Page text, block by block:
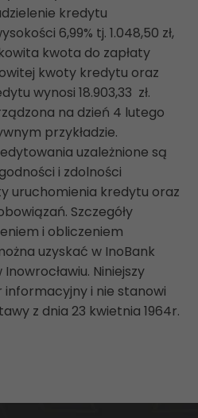
kredytu
6,99% tj. 1.048,50 zł,
kwota do zapłaty
kwoty kredytu oraz
wynosi 18.903,33 zł.
na dzień 4 lutego
przykładzie.
uzależnione są
i zdolności
uruchomienia kredytu oraz
Szczegóły
i obliczeniem
uzyskać w InoBank
Niniejszy
i nie stanowi
z dnia 23 kwietnia 1964r.